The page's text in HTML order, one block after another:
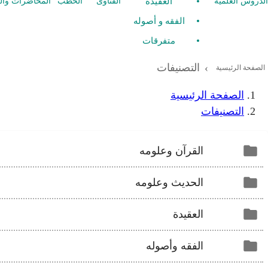
الفقه و أصوله
متفرقات
الصفحة الرئيسية › التصنيفات
الصفحة الرئيسية
التصنيفات
القرآن وعلومه
الحديث وعلومه
العقيدة
الفقه وأصوله